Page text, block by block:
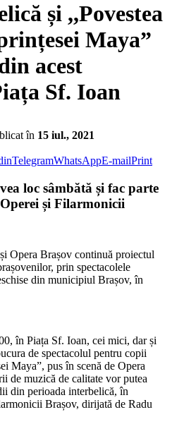
și ,,Povestea
Maya”
acest
Sf. Ioan
în 15 iul., 2021
TelegramWhatsAppE-mailPrint
loc sâmbătă și fac parte
și Filarmonicii
Opera Brașov continuă proiectul
prin spectacolele
din municipiul Brașov, în
în Piața Sf. Ioan, cei mici, dar și
de spectacolul pentru copii
Maya”, pus în scenă de Opera
de muzică de calitate vor putea
din perioada interbelică, în
Brașov, dirijată de Radu